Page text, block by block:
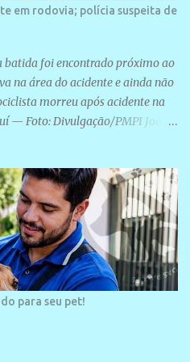
em rodovia; polícia suspeita de
batida foi encontrado próximo ao
na área do acidente e ainda não
morreu após acidente na
— Foto: Divulgação/PMPI João
caminhão com marcas de
local. Segundo o 10º Batalhão
foi acionada por volta das 6h
de referência geográfica Ao
a morte do motociclista e
marcas da colisão próximo à área
não estava no local. Até a
para seu pet!